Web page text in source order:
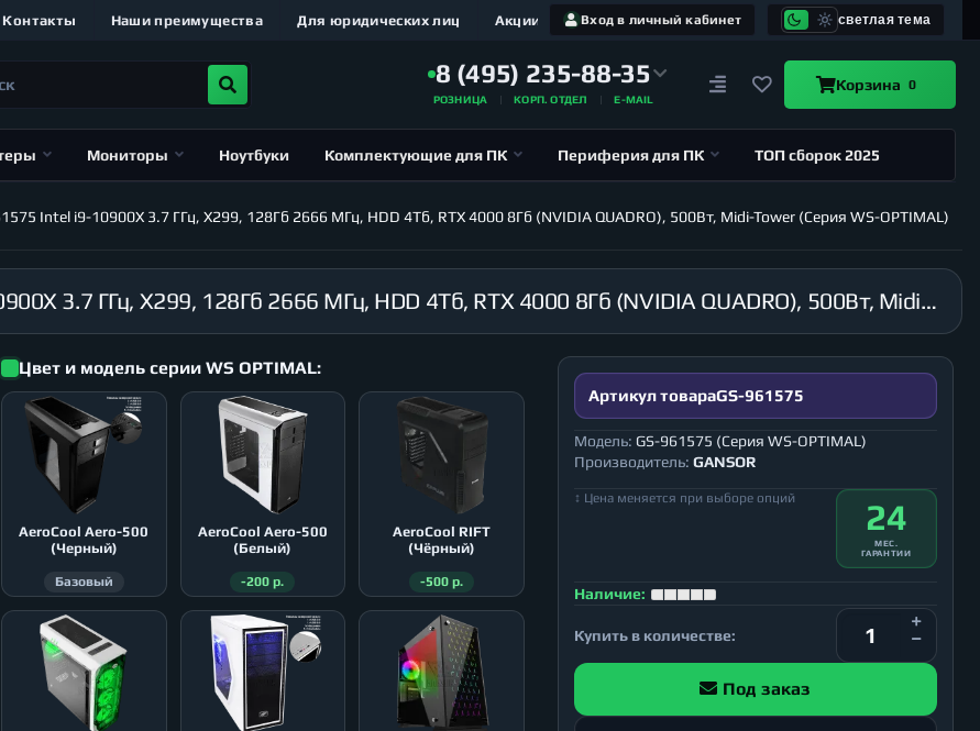
Вход в личный кабинет светлая тема
Контакты Наши преимущества Для юридических лиц Акции
8 (495) 235-88-35
РОЗНИЦА КОРП. ОТДЕЛ E-MAIL
Корзина 0
Мониторы Ноутбуки Комплектующие для ПК Периферия для ПК ТОП сборок 2025
Intel i9-10900X 3.7 ГГц, X299, 128Гб 2666 МГц, HDD 4Тб, RTX 4000 8Гб (NVIDIA QUADRO), 500Вт, Midi-Tower (Серия WS-OPTIMAL)
Рабочая станция GANSOR-961575 Intel i9-10900X 3.7 ГГц, X299, 128Гб 2666 МГц, HDD 4Тб, RTX 4000 8Гб (NVIDIA QUADRO), 500Вт, Midi-Tower (Серия WS-OPTIMAL)
Цвет и модель серии WS OPTIMAL:
AeroСool Aero-500
(Черный)
Базовый
AeroСool Aero-500
(Белый)
-200 р.
AeroСool RIFT
(Чёрный)
-500 р.
Артикул товараGS-961575
Модель: GS-961575 (Серия WS-OPTIMAL)
Производитель: GANSOR
↕ Цена меняется при выборе опций 24
МЕС.
ГАРАНТИИ
Наличие:
Купить в количестве:
Под заказ